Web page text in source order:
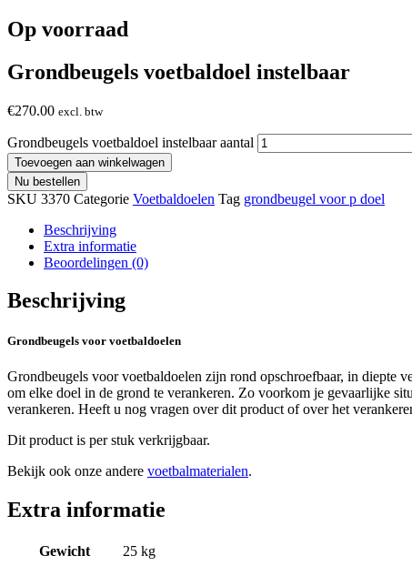
Op voorraad
Grondbeugels voetbaldoel instelbaar
€270.00 excl. btw
Grondbeugels voetbaldoel instelbaar aantal
Toevoegen aan winkelwagen
Nu bestellen
SKU 3370 Categorie Voetbaldoelen Tag grondbeugel voor p doel
Beschrijving
Extra informatie
Beoordelingen (0)
Beschrijving
Grondbeugels voor voetbaldoelen
Grondbeugels voor voetbaldoelen zijn rond opschroefbaar, in diepte
om elke doel in de grond te verankeren. Zo voorkom je gevaarlijke
verankeren. Heeft u nog vragen over dit product of over het
Dit product is per stuk verkrijgbaar.
Bekijk ook onze andere voetbalmaterialen.
Extra informatie
Gewicht 25 kg